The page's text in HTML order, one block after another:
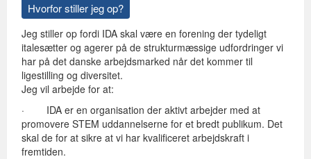
Hvorfor stiller jeg op?
Jeg stiller op fordi IDA skal være en forening der tydeligt
italesætter og agerer på de strukturmæssige udfordringer vi
har på det danske arbejdsmarked når det kommer til
ligestilling og diversitet.
Jeg vil arbejde for at:
· IDA er en organisation der aktivt arbejder med at
promovere STEM uddannelserne for et bredt publikum. Det
skal de for at sikre at vi har kvalificeret arbejdskraft i
fremtiden.